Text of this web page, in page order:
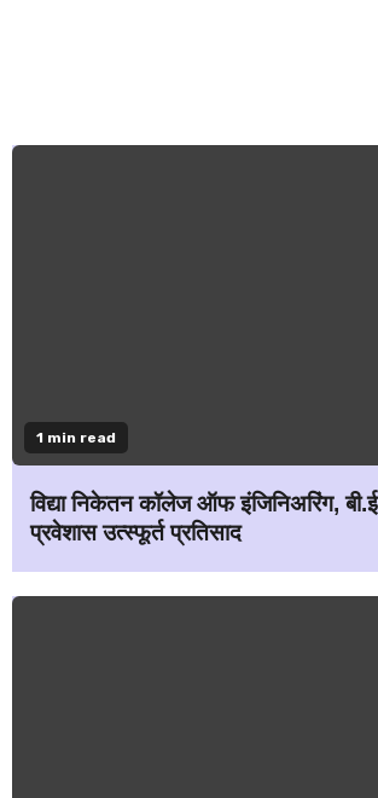
1 min read
विद्या निकेतन कॉलेज ऑफ इंजिनिअरिंग,
प्रवेशास उत्स्फूर्त प्रतिसाद